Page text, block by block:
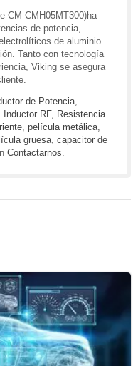
CM CMH05MT300)ha
de potencia,
de aluminio
Tanto con tecnología
Viking se asegura
de Potencia
Inductor RF, Resistencia
película metálica
gruesa capacitor de
Contactarnos